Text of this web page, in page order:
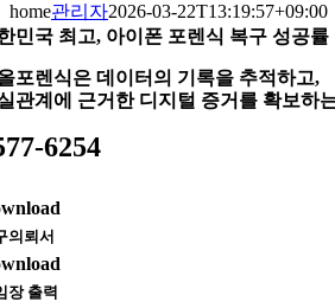
home관리자2026-03-22T13:19:57+09:00
민국 최고, 아이폰 포렌식 복구 성공률
포렌식은 데이터의 기록을 추적하고,
관계에 근거한 디지털 증거를 확보하
6254
의뢰서
장 출력